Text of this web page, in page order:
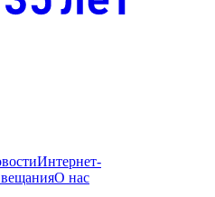
Интернет-
О нас